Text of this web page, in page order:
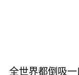
全世界都倒吸一